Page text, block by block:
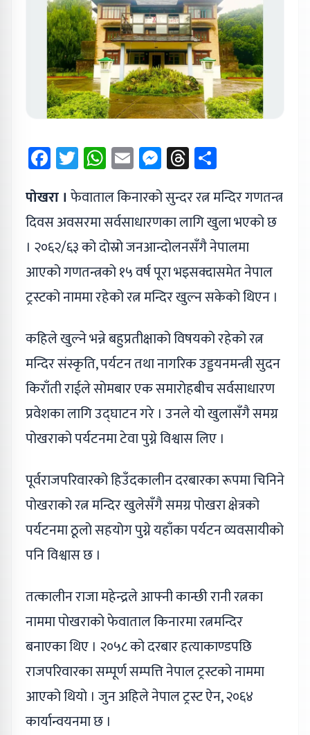
Facebook
Twitter
WhatsApp
EmailMessenger
Threads
पोखरा । फेवाताल किनारको सुन्दर रत्न मन्दिर गणतन्त्र
दिवस अवसरमा सर्वसाधारणका लागि खुला भएको छ
। २०६२/६३ को दोस्रो जनआन्दोलनसँगै नेपालमा
आएको गणतन्त्रको १५ वर्ष पूरा भइसक्दासमेत नेपाल
ट्रस्टको नाममा रहेको रत्न मन्दिर खुल्न सकेको थिएन ।
कहिले खुल्ने भन्ने बहुप्रतीक्षाको विषयको रहेको रत्न
मन्दिर संस्कृति, पर्यटन तथा नागरिक उड्डयनमन्त्री सुदन
किराँती राईले सोमबार एक समारोहबीच सर्वसाधारण
प्रवेशका लागि उद्घाटन गरे । उनले यो खुलासँगै समग्र
पोखराको पर्यटनमा टेवा पुग्ने विश्वास लिए ।
पूर्वराजपरिवारको हिउँदकालीन दरबारका रूपमा चिनिने
पोखराको रत्न मन्दिर खुलेसँगै समग्र पोखरा क्षेत्रको
पर्यटनमा ठूलो सहयोग पुग्ने यहाँका पर्यटन व्यवसायीको
पनि विश्वास छ ।
तत्कालीन राजा महेन्द्रले आफ्नी कान्छी रानी रत्नका
नाममा पोखराको फेवाताल किनारमा रत्नमन्दिर
बनाएका थिए । २०५८ को दरबार हत्याकाण्डपछि
राजपरिवारका सम्पूर्ण सम्पत्ति नेपाल ट्रस्टको नाममा
आएको थियो । जुन अहिले नेपाल ट्रस्ट ऐन, २०६४
कार्यान्वयनमा छ ।